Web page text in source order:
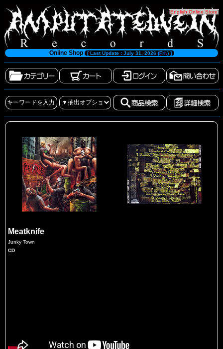
[English Online Store]
Online Shop [ Last Update : July 31, 2026 (Fri.) ]
Meatknife
Junky Town
CD